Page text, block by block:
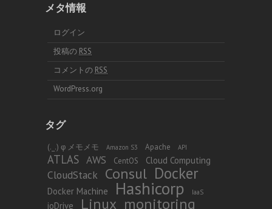
メタ情報
ログイン
投稿の RSS
コメントの RSS
WordPress.org
タグ
(._.) φ メモメモ Amazon S3 Apache API
ATLAS AWS CentOS Cloud Computing
CloudStack Consul Docker
Docker Machine Hashicorp IaaS
ioDrive Linux monitoring